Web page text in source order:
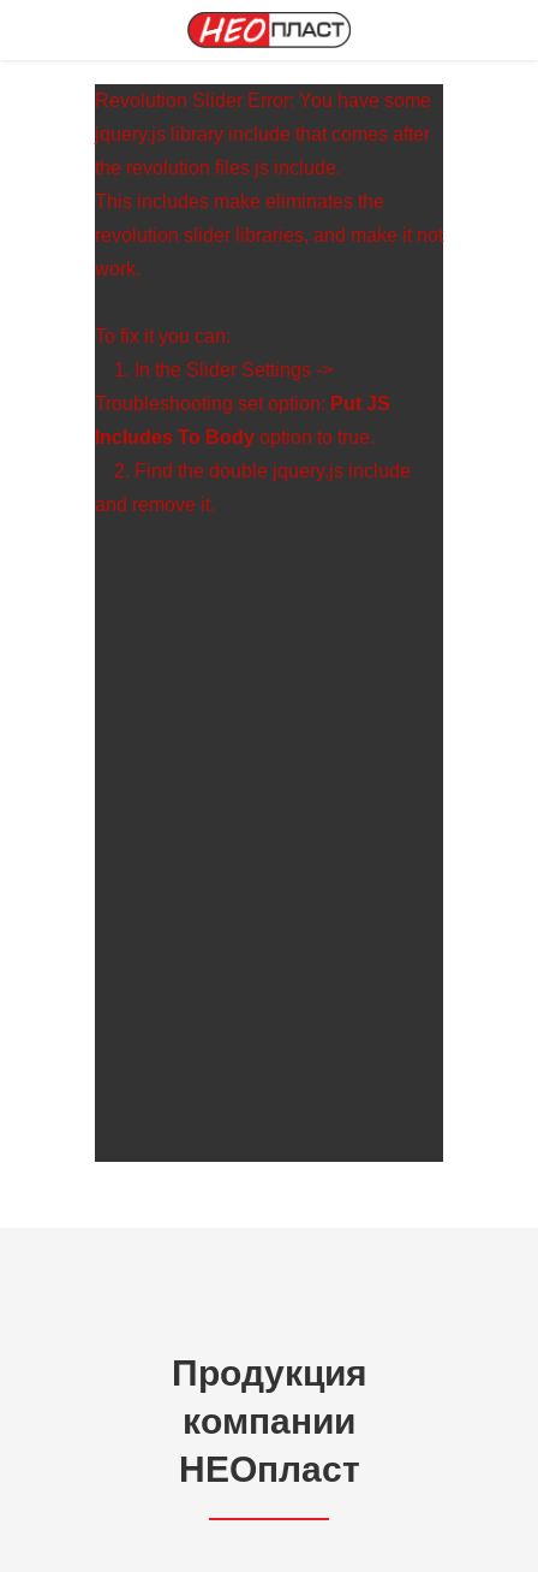
Revolution Slider Error: You have some
jquery.js library include that comes after
the revolution files js include.
This includes make eliminates the
revolution slider libraries, and make it not
work.
To fix it you can:
1. In the Slider Settings ->
Troubleshooting set option: Put JS
Includes To Body option to true.
2. Find the double jquery.js include
and remove it.
Продукция
компании
НЕОпласт